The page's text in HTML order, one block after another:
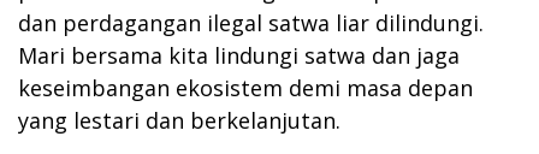
dan perdagangan ilegal satwa liar dilindungi.
Mari bersama kita lindungi satwa dan jaga
keseimbangan ekosistem demi masa depan
yang lestari dan berkelanjutan.